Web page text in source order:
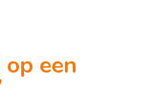
een